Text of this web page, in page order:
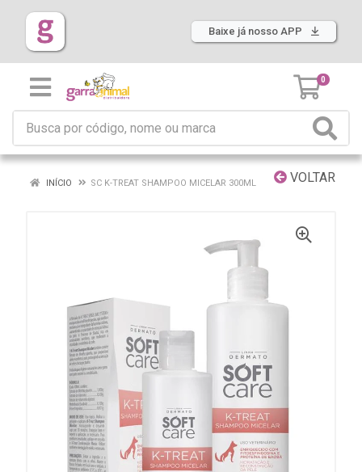
Baixe já nosso APP
0
VOLTAR
INÍCIO SC K-TREAT SHAMPOO MICELAR 300ML